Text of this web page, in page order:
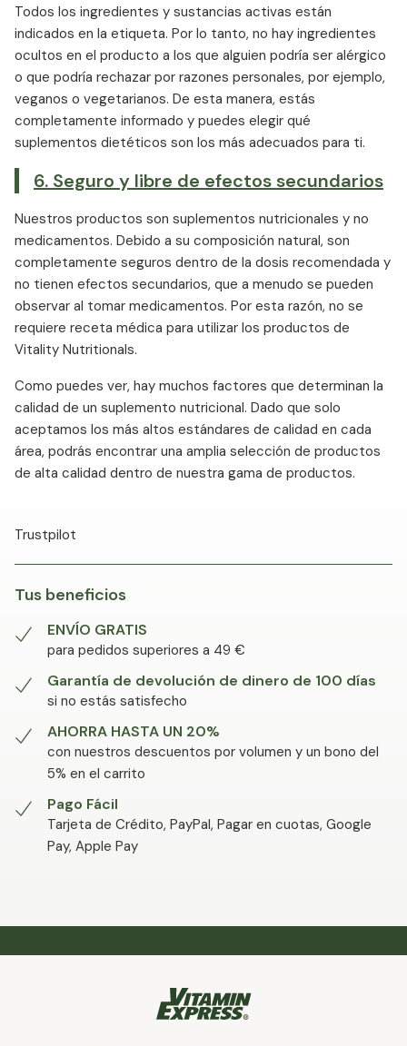
Todos los ingredientes y sustancias activas están
indicados en la etiqueta. Por lo tanto, no hay ingredientes
ocultos en el producto a los que alguien podría ser alérgico
o que podría rechazar por razones personales, por ejemplo,
veganos o vegetarianos. De esta manera, estás
completamente informado y puedes elegir qué
suplementos dietéticos son los más adecuados para ti.
6. Seguro y libre de efectos secundarios
Nuestros productos son suplementos nutricionales y no
medicamentos. Debido a su composición natural, son
completamente seguros dentro de la dosis recomendada y
no tienen efectos secundarios, que a menudo se pueden
observar al tomar medicamentos. Por esta razón, no se
requiere receta médica para utilizar los productos de
Vitality Nutritionals.
Como puedes ver, hay muchos factores que determinan la
calidad de un suplemento nutricional. Dado que solo
aceptamos los más altos estándares de calidad en cada
área, podrás encontrar una amplia selección de productos
de alta calidad dentro de nuestra gama de productos.
Trustpilot
Tus beneficios
ENVÍO GRATIS
para pedidos superiores a 49 €
Garantía de devolución de dinero de 100 días
si no estás satisfecho
AHORRA HASTA UN 20%
con nuestros descuentos por volumen y un bono del
5% en el carrito
Pago Fácil
Tarjeta de Crédito, PayPal, Pagar en cuotas, Google
Pay, Apple Pay